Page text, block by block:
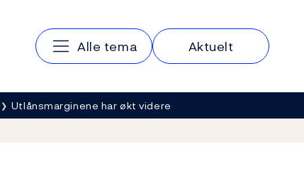
Hovedmeny
Alle tema Aktuelt
Utlånsmarginene har økt videre